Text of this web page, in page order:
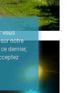
vous
notre
dernier,